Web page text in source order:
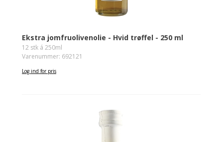
Ekstra jomfruolivenolie - Hvid trøffel - 250 ml
12 stk á 250ml
Varenummer: 692121
Log ind for pris